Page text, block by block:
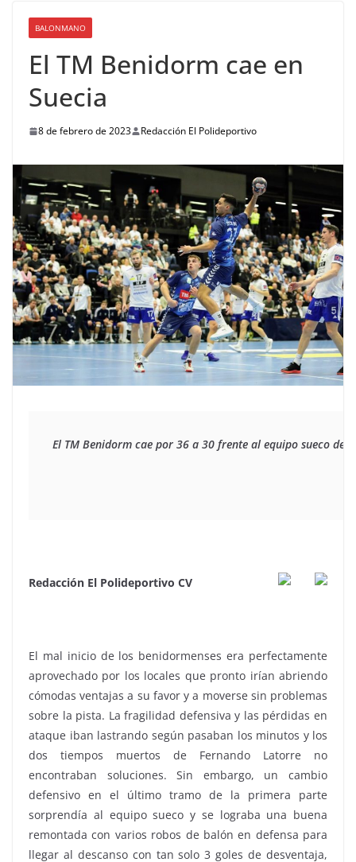
BALONMANO
El TM Benidorm cae en
Suecia
8 de febrero de 2023 Redacción El Polideportivo
El TM Benidorm cae por 36 a 30 frente al equipo sueco
Redacción El Polideportivo CV
El mal inicio de los benidormenses era perfectamente
aprovechado por los locales que pronto irían abriendo
cómodas ventajas a su favor y a moverse sin problemas
sobre la pista. La fragilidad defensiva y las pérdidas en
ataque iban lastrando según pasaban los minutos y los
dos tiempos muertos de Fernando Latorre no
encontraban soluciones. Sin embargo, un cambio
defensivo en el último tramo de la primera parte
sorprendía al equipo sueco y se lograba una buena
remontada con varios robos de balón en defensa para
llegar al descanso con tan solo 3 goles de desventaja,